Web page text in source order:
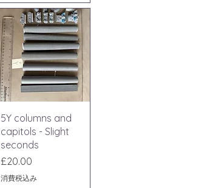
クイックビュー
5Y columns and
capitols - Slight
seconds
価格
£20.00
消費税込み